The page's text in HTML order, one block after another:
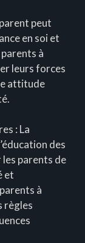
peut
en soi et
à
leurs forces
attitude
: La
des
parents de
et
à
règles